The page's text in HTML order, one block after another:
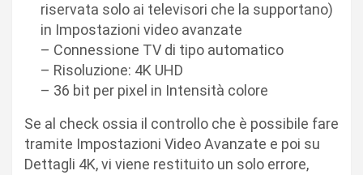
riservata solo ai televisori che la supportano)
in Impostazioni video avanzate
– Connessione TV di tipo automatico
– Risoluzione: 4K UHD
– 36 bit per pixel in Intensità colore
Se al check ossia il controllo che è possibile fare
tramite Impostazioni Video Avanzate e poi su
Dettagli 4K, vi viene restituito un solo errore,